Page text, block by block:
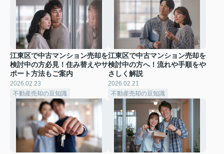
江東区で中古マンション売却を
検討中の方必見！住み替えやサ
ポート方法もご案内
2026.02.23
不動産売却の豆知識
江東区で中古マンション売却を
検討中の方へ！流れや手順をや
さしく解説
2026.02.21
不動産売却の豆知識